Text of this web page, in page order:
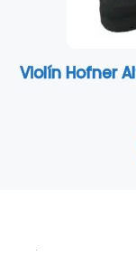
Violín Hofner